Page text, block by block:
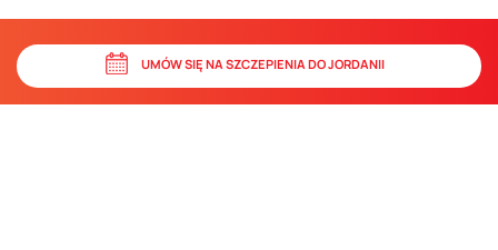
UMÓW SIĘ NA SZCZEPIENIA DO JORDANII